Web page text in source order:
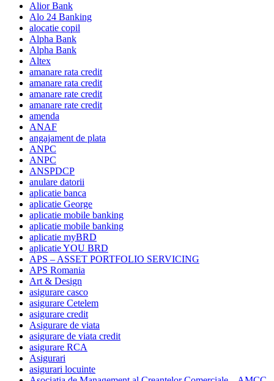
Alior Bank
Alo 24 Banking
alocatie copil
Alpha Bank
Alpha Bank
Altex
amanare rata credit
amanare rata credit
amanare rate credit
amanare rate credit
amenda
ANAF
angajament de plata
ANPC
ANPC
ANSPDCP
anulare datorii
aplicatie banca
aplicatie George
aplicatie mobile banking
aplicatie mobile banking
aplicatie myBRD
aplicatie YOU BRD
APS – ASSET PORTFOLIO SERVICING
APS Romania
Art & Design
asigurare casco
asigurare Cetelem
asigurare credit
Asigurare de viata
asigurare de viata credit
asigurare RCA
Asigurari
asigurari locuinte